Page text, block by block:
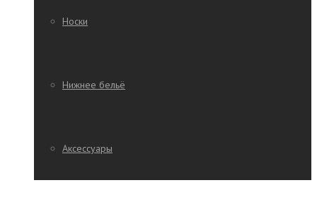
Носки
Нижнее бельё
Аксессуары